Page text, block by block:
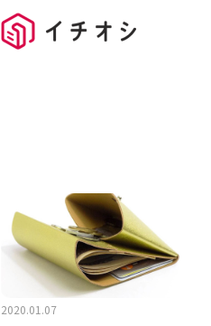
2020.01.07